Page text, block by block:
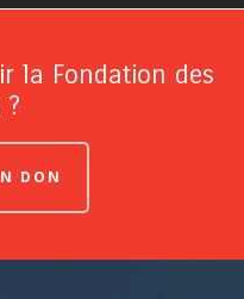
la Fondation des
?
DON